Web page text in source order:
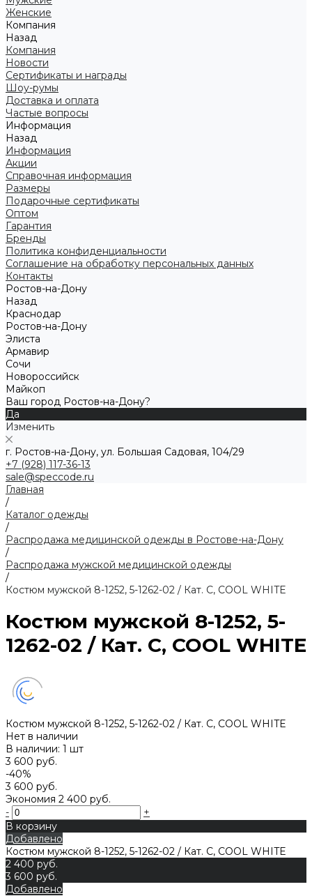
Женские
Компания
Назад
Компания
Новости
Сертификаты и награды
Шоу-румы
Доставка и оплата
Частые вопросы
Информация
Назад
Информация
Акции
Справочная информация
Размеры
Подарочные сертификаты
Оптом
Гарантия
Бренды
Политика конфиденциальности
Соглашение на обработку персональных данных
Контакты
Ростов-на-Дону
Назад
Краснодар
Ростов-на-Дону
Элиста
Армавир
Сочи
Новороссийск
Майкоп
Ваш город Ростов-на-Дону?
Да
Изменить
г. Ростов-на-Дону, ул. Большая Садовая, 104/29
+7 (928) 117-36-13
sale@speccode.ru
Главная
/
Каталог одежды
/
Распродажа медицинской одежды в Ростове-на-Дону
/
Распродажа мужской медицинской одежды
/
Костюм мужской 8-1252, 5-1262-02 / Кат. C, COOL WHITE
Костюм мужской 8-1252, 5-
1262-02 / Кат. C, COOL WHITE
Костюм мужской 8-1252, 5-1262-02 / Кат. C, COOL WHITE
Нет в наличии
В наличии: 1 шт
3 600 руб.
-40%
3 600 руб.
Экономия 2 400 руб.
-
+
В корзину
Добавлено
Костюм мужской 8-1252, 5-1262-02 / Кат. C, COOL WHITE
2 400 руб.
3 600 руб.
Добавлено